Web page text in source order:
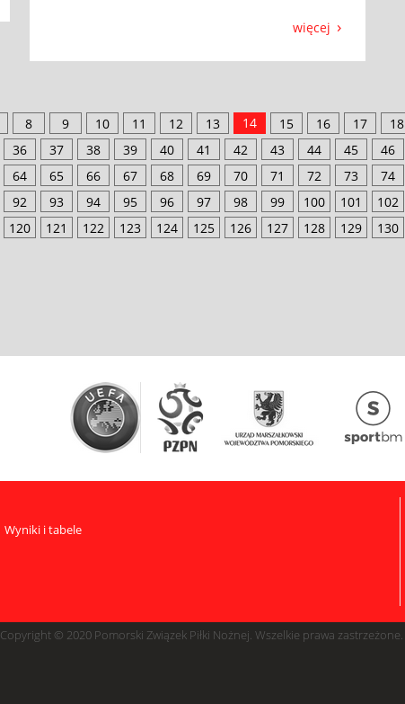
więcej
8 9 10 11 12 13 14 15 16 17 18
36 37 38 39 40 41 42 43 44 45 46
64 65 66 67 68 69 70 71 72 73 74
92 93 94 95 96 97 98 99 100 101 102
120 121 122 123 124 125 126 127 128 129 130
Wyniki i tabele
Copyright © 2020 Pomorski Związek Piłki Nożnej. Wszelkie prawa zastrzeżone.